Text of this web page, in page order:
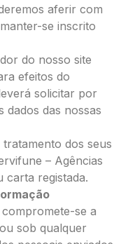
aferir com
se inscrito
do nosso site
efeitos do
solicitar por
dados das nossas
dos seus
– Agências
carta registada.
se a
sob qualquer